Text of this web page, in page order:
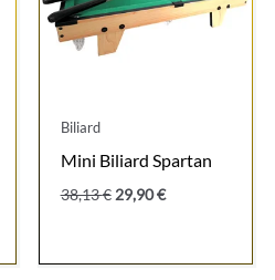
Biliard
Mini Biliard Spartan
38,13€ Pôvodná
29,90€Aktuálna